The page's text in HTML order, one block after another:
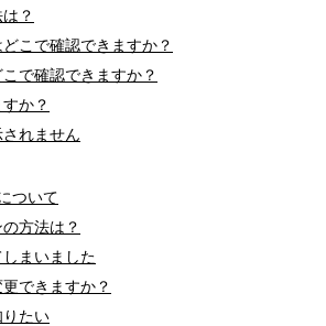
？
こで確認できますか？
で確認できますか？
か？
れません
ついて
方法は？
まいました
できますか？
りたい